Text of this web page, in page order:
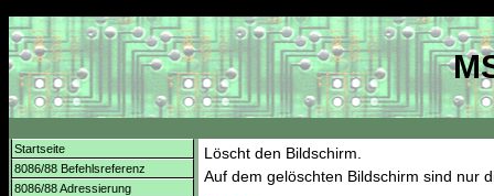
Startseite
8086/88 Befehlsreferenz
8086/88 Adressierung
Löscht den Bildschirm.
Auf dem gelöschten Bildschirm sind nur